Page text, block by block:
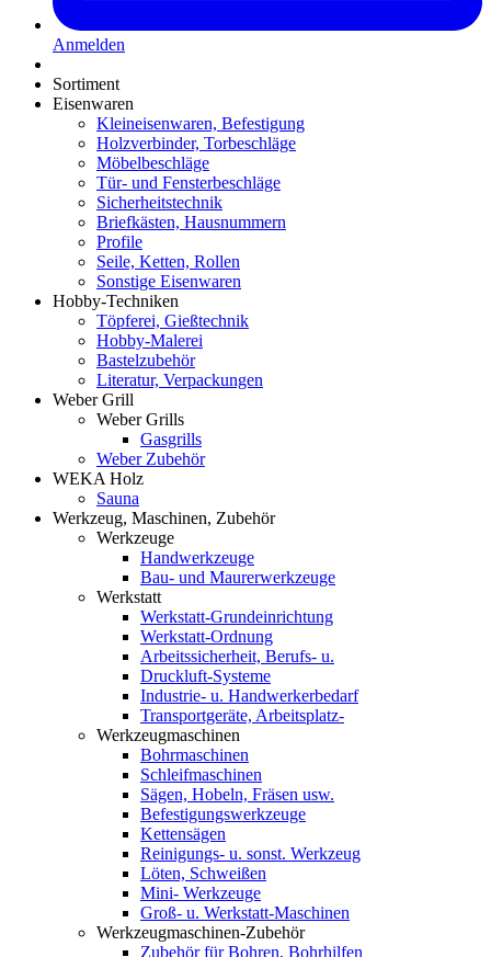
Anmelden
Sortiment
Eisenwaren
Kleineisenwaren, Befestigung
Holzverbinder, Torbeschläge
Möbelbeschläge
Tür- und Fensterbeschläge
Sicherheitstechnik
Briefkästen, Hausnummern
Profile
Seile, Ketten, Rollen
Sonstige Eisenwaren
Hobby-Techniken
Töpferei, Gießtechnik
Hobby-Malerei
Bastelzubehör
Literatur, Verpackungen
Weber Grill
Weber Grills
Gasgrills
Weber Zubehör
WEKA Holz
Sauna
Werkzeug, Maschinen, Zubehör
Werkzeuge
Handwerkzeuge
Bau- und Maurerwerkzeuge
Werkstatt
Werkstatt-Grundeinrichtung
Werkstatt-Ordnung
Arbeitssicherheit, Berufs- u.
Druckluft-Systeme
Industrie- u. Handwerkerbedarf
Transportgeräte, Arbeitsplatz-
Werkzeugmaschinen
Bohrmaschinen
Schleifmaschinen
Sägen, Hobeln, Fräsen usw.
Befestigungswerkzeuge
Kettensägen
Reinigungs- u. sonst. Werkzeug
Löten, Schweißen
Mini- Werkzeuge
Groß- u. Werkstatt-Maschinen
Werkzeugmaschinen-Zubehör
Zubehör für Bohren, Bohrhilfen